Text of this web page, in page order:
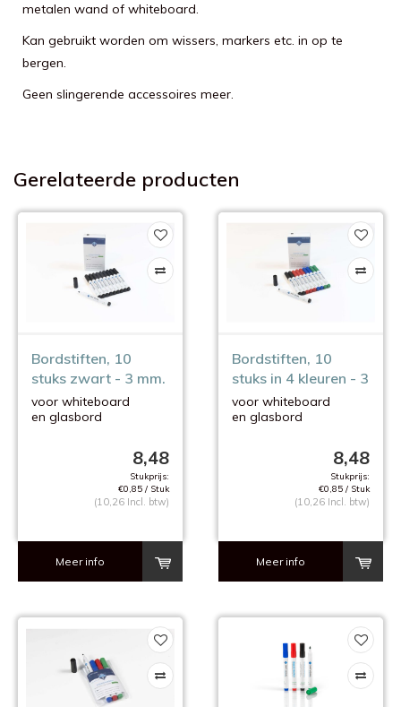
metalen wand of whiteboard.
Kan gebruikt worden om wissers, markers etc. in op te
bergen.
Geen slingerende accessoires meer.
Gerelateerde producten
Bordstiften, 10
stuks zwart - 3 mm.
voor whiteboard
en glasbord
8,48
Stukprijs:
€0,85 / Stuk
(10,26 Incl. btw)
Meer info
Bordstiften, 10
stuks in 4 kleuren - 3
mm.
voor whiteboard
en glasbord
8,48
Stukprijs:
€0,85 / Stuk
(10,26 Incl. btw)
Meer info